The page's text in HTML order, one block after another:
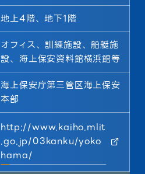
地上4階、地下1階
オフィス、訓練施設、船艇施
設、海上保安資料館横浜館等
海上保安庁第三管区海上保安
本部
http://www.kaiho.mlit
.go.jp/03kanku/yoko
hama/